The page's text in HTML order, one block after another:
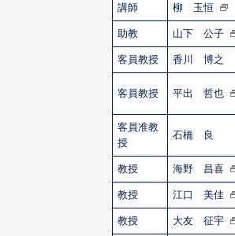
講師 柳 玉恒
助教 山下 公子
客員教授 香川 博之
客員教授 平出 哲也
客員准教
授
石橋 良
教授 海野 昌喜
教授 江口 美佳
教授 大友 征宇